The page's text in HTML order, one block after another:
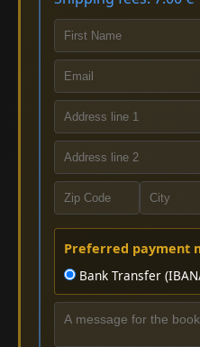
Preferred payment
Bank Transfer